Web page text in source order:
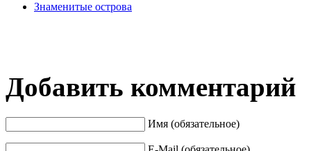
Знаменитые острова
Добавить комментарий
Имя (обязательное)